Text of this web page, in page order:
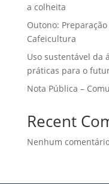
a colheita
Outono:
Cafeicultura
Uso sustentável da
práticas para o
Nota Pública –
Recent
Nenhum